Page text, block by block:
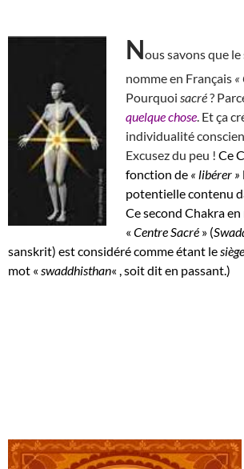
Nous savons que
nomme en Français «
Pourquoi sacré?
quelque chose . Et ça
individualité
Excusez du peu ! Ce
fonction de « libérer »
potentielle contenu
Ce second Chakra
« Centre Sacré » (
sanskrit) est considéré comme étant le
mot « swaddhisthan« , soit dit en passant.)